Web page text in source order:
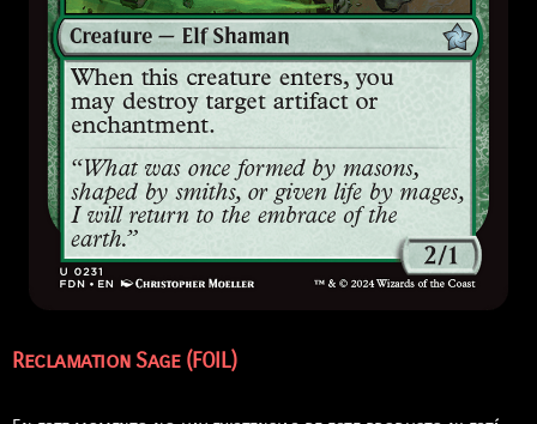
Reclamation Sage (FOIL)